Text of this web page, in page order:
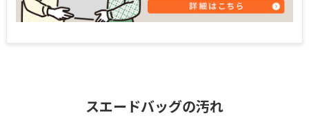
スエードバッグの汚れ